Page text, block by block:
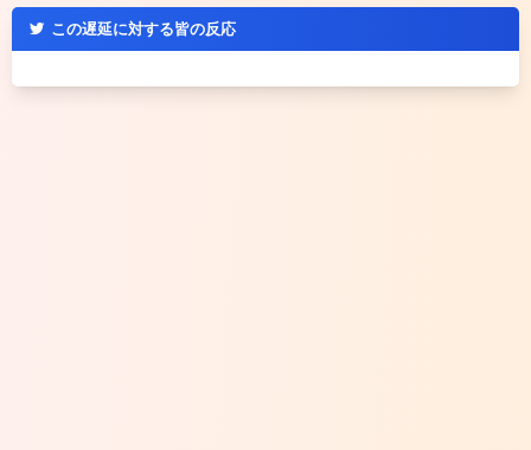
この遅延に対する皆の反応